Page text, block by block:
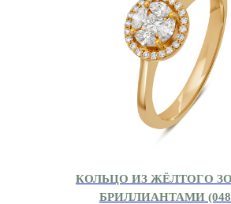
КОЛЬЦО ИЗ ЖЁЛТОГО
БРИЛЛИАНТАМИ